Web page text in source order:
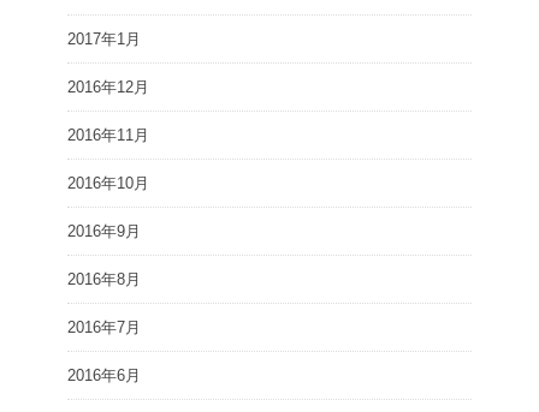
2017年1月
2016年12月
2016年11月
2016年10月
2016年9月
2016年8月
2016年7月
2016年6月